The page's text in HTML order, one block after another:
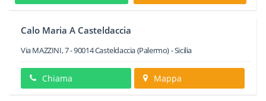
Calo Maria A Casteldaccia
Via MAZZINI, 7-90014Casteldaccia(Palermo) -Sicilia
Chiama Mappa